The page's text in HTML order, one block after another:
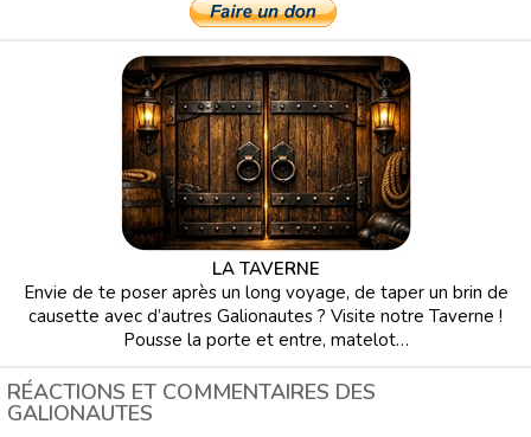
LA TAVERNE
Envie de te poser après un long voyage, de taper un brin de
causette avec d’autres Galionautes ? Visite notre Taverne !
Pousse la porte et entre, matelot…
RÉACTIONS ET COMMENTAIRES DES
GALIONAUTES